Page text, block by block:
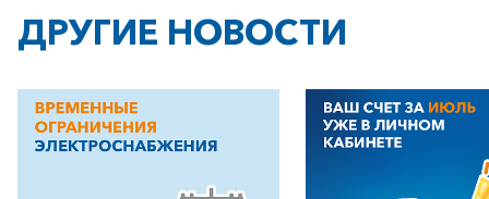
Частным клиентам
Корпоративным клиентам
ДРУГИЕ НОВОСТИ